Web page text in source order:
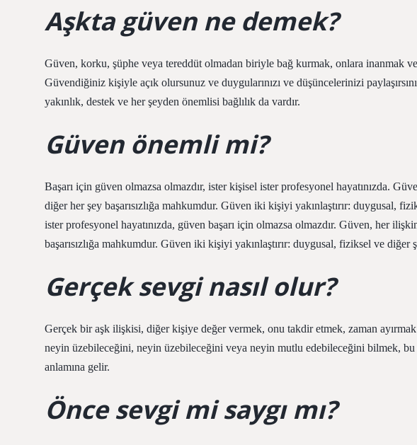
Aşkta güven ne demek?
Güven, korku, şüphe veya tereddüt olmadan biriyle bağ kurmak, onlara inanmak
Güvendiğiniz kişiyle açık olursunuz ve duygularınızı ve düşüncelerinizi
yakınlık, destek ve her şeyden önemlisi bağlılık da vardır.
Güven önemli mi?
Başarı için güven olmazsa olmazdır, ister kişisel ister profesyonel hayatınızda.
diğer her şey başarısızlığa mahkumdur. Güven iki kişiyi yakınlaştırır: duygusal,
ister profesyonel hayatınızda, güven başarı için olmazsa olmazdır. Güven, her
başarısızlığa mahkumdur. Güven iki kişiyi yakınlaştırır: duygusal, fiziksel ve diğer
Gerçek sevgi nasıl olur?
Gerçek bir aşk ilişkisi, diğer kişiye değer vermek, onu takdir etmek, zaman
neyin üzebileceğini, neyin üzebileceğini veya neyin mutlu edebileceğini bilmek,
anlamına gelir.
Önce sevgi mi saygı mı?